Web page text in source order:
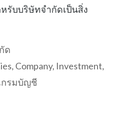
รับบริษัทจำกัดเป็นสิ่ง
ด
, Company, Investment,
กรมบัญชี